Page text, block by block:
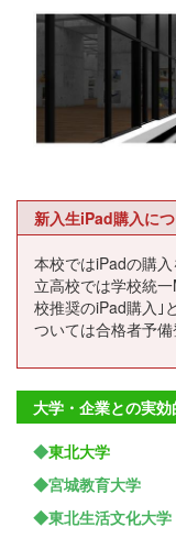
新入生iPad購入に
本校ではiPadの購
立高校では学校統
校推奨のiPad購入｣
ついては合格者予備
大学・企業との実
◆東北大学
◆宮城教育大学
◆東北生活文化大学